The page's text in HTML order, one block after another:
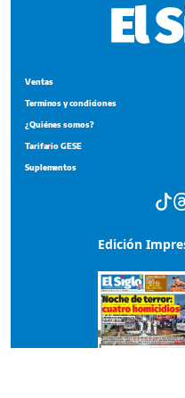
Ventas
Terminos y condiciones
¿Quiénes somos?
Tarifario GESE
Suplementos
Edición